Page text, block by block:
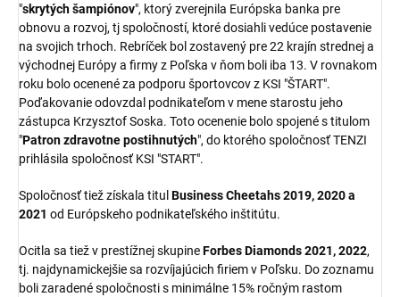
"skrytých šampiónov", ktorý zverejnila Európska banka pre
obnovu a rozvoj, tj spoločností, ktoré dosiahli vedúce postavenie
na svojich trhoch. Rebríček bol zostavený pre 22 krajín strednej a
východnej Európy a firmy z Poľska v ňom boli iba 13. V rovnakom
roku bolo ocenené za podporu športovcov z KSI "ŠTART".
Poďakovanie odovzdal podnikateľom v mene starostu jeho
zástupca Krzysztof Soska. Toto ocenenie bolo spojené s titulom
"Patron zdravotne postihnutých", do ktorého spoločnosť TENZI
prihlásila spoločnosť KSI "START".
Spoločnosť tiež získala titul Business Cheetahs 2019, 2020 a
2021 od Európskeho podnikateľského inštitútu.
Ocitla sa tiež v prestížnej skupineForbes Diamonds 2021, 2022,
tj. najdynamickejšie sa rozvíjajúcich firiem v Poľsku. Do zoznamu
boli zaradené spoločnosti s minimálne 15% ročným rastom